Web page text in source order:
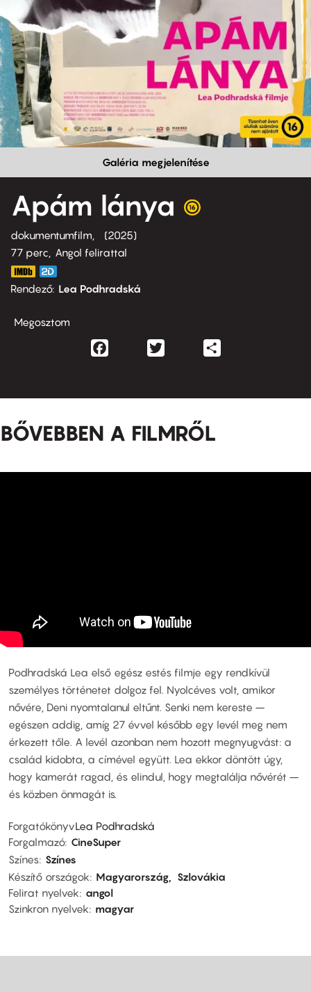
Galéria megjelenítése
Apám lánya
dokumentumfilm
2025
77 perc,
Angol felirattal
Rendező Lea Podhradská
Megosztom
Facebook
BŐVEBBEN A FILMRŐL
Podhradská Lea első egész estés filmje egy rendkívül
személyes történetet dolgoz fel. Nyolcéves volt, amikor
nővére, Deni nyomtalanul eltűnt. Senki nem kereste –
egészen addig, amíg 27 évvel később egy levél meg nem
érkezett tőle. A levél azonban nem hozott megnyugvást: a
család kidobta, a címével együtt. Lea ekkor döntött úgy,
hogy kamerát ragad, és elindul, hogy megtalálja nővérét –
és közben önmagát is.
ForgatókönyvLea Podhradská
Forgalmazó CineSuper
Színes Színes
Készítő országok
Magyarország
Szlovákia
Felirat nyelvek
angol
Szinkron nyelvek
magyar